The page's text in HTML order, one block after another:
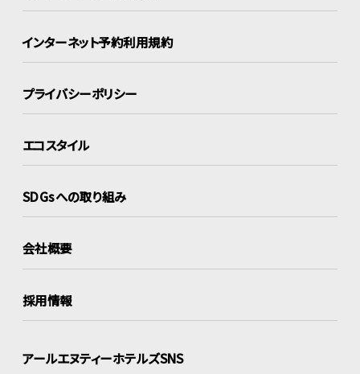
インターネット予約利用規約
プライバシーポリシー
エコスタイル
SDGsへの取り組み
会社概要
採用情報
アールエヌティーホテルズSNS